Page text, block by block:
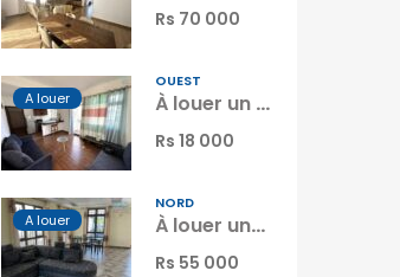
Rs 70 000
A louer
OUEST
À louer un bel appartement proche de la plage et des commerces à Flic en Flac Maurice
Rs 18 000
A louer
NORD
À louer une agréable villa moderne neuve avec piscine proche de la plage et commerces à Calodyne Maurice
Rs 55 000